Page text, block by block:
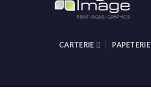
CARTERIE PAPETERIE